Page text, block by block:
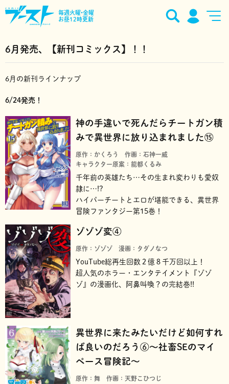
毎週火曜•金曜
お昼12時更新
6月発売、【新刊コミックス】！！
6月の新刊ラインナップ
6/24発売！
神の手違いで死んだらチートガン積
みで異世界に放り込まれました⑮
原作：かくろう
作画：石神一威
キャラクター原案：能都くるみ
千年前の英雄たち…その生まれ変わりも愛奴
隷に…!?
ハイパーチートとエロが堪能できる、異世界
冒険ファンタジー第15巻！
ゾゾゾ変④
原作：ゾゾゾ 漫画：タダノなつ
YouTube総再生回数２億８千万回以上！
超人気のホラー・エンタテイメント『ゾゾ
ゾ』の漫画化、阿鼻叫喚？の完結巻!!
異世界に来たみたいだけど如何すれ
ば良いのだろう⑥～社畜SEのマイ
ペース冒険記～
原作：舞
作画：天野こひつじ